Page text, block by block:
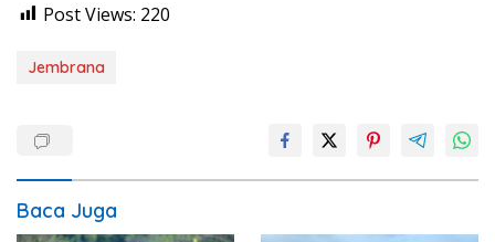
Post Views: 220
Jembrana
Baca Juga